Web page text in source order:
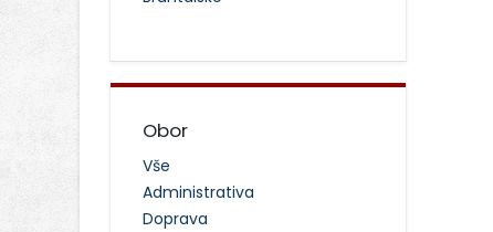
Obor
Vše
Administrativa
Doprava